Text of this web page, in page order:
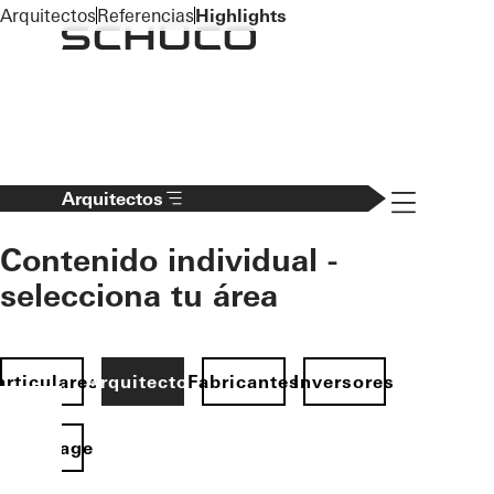
To the main content
Arquitectos
Contenido individual -
selecciona tu área
ArquitectosFabricantesInversores
Navigation
ArquitectosReferenciasHighlights